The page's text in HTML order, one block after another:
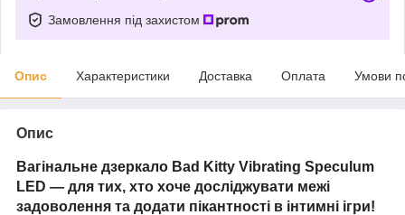
Замовлення під захистом
Опис Характеристики Доставка Оплата Умови
Опис
Вагінальне дзеркало Bad Kitty Vibrating Speculum
LED — для тих, хто хоче досліджувати межі
задоволення та додати пікантності в інтимні ігри!